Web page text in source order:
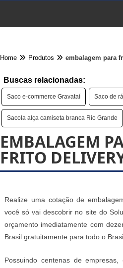
Home Produtos embalagem para
Buscas relacionadas:
Saco e-commerce Gravataí Saco de
Sacola alça camiseta branca Rio Grande
EMBALAGEM
FRITO
Realize uma cotação de
você só vai descobrir no site do
orçamento imediatamente com
Brasil gratuitamente para todo o
Possuindo centenas de